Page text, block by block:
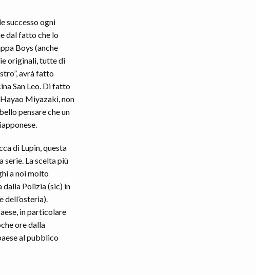
successo ogni
dal fatto che lo
Boys (anche
originali, tutte di
avrà fatto
San Leo. Di fatto
Miyazaki, non
pensare che un
di Lupin, questa
serie. La scelta più
a noi molto
dalla Polizia (sic) in
dell’osteria).
in particolare
ore dalla
al pubblico